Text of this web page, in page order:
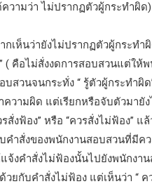
ความว่า ไม่ปรากฏตัวผู้กระทำผิ
ากเห็นว่ายังไม่ปรากฏตัวผู้กระ
( คือไม่สั่งงดการสอบสวนแต่ใ
บสวนจนกระทั่ง “ รู้ตัวผู้กระทำ
ความผิด แต่เรียกหรือจับตัวมา
สั่งฟ้อง” หรือ “ควรสั่งไม่ฟ้อง”
ำสั่งของพนักงานสอบสวนที่มีค
แจ้งคำสั่งไม่ฟ้องนั้นไปยังพนักงา
ยกับคำสั่งไม่ฟ้อง แต่เห็นว่า “